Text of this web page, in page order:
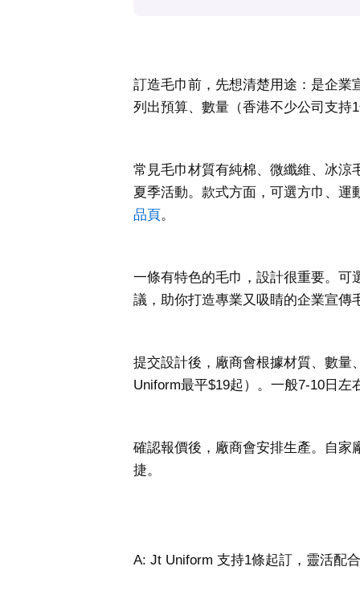
訂造毛巾前，先想清楚用途：是企業
列出預算、數量（香港不少公司支持
常見毛巾材質有純棉、微纖維、冰涼
夏季活動。款式方面，可選方巾、運
品頁。
一條有特色的毛巾，設計很重要。可
議，助你打造專業又吸睛的企業宣傳
提交設計後，廠商會根據材質、數量
Uniform最平$19起）。一般7-10日
確認報價後，廠商會安排生產。自家
捷。
A: Jt Uniform 支持1條起訂，靈活配